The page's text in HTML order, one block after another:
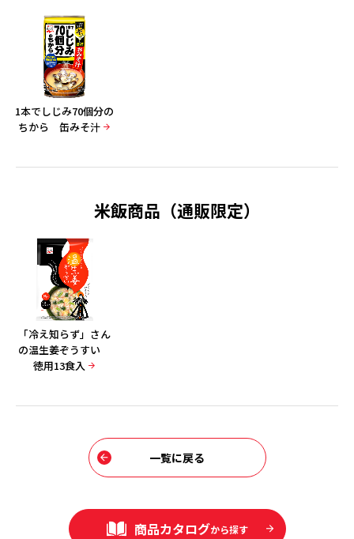
1本でしじみ70個分の
ちから 缶みそ汁
米飯商品（通販限定）
「冷え知らず」さん
の温生姜ぞうすい
徳用13食入
一覧に戻る
商品カタログから探す